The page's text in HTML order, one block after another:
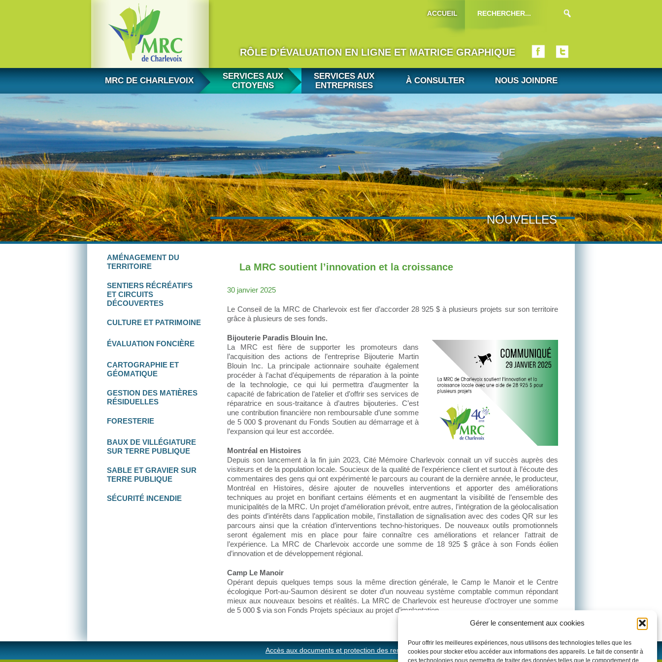
Gérer le consentement aux cookies
Pour offrir les meilleures expériences, nous utilisons des technologies telles que les
cookies pour stocker et/ou accéder aux informations des appareils. Le fait de consentir à
ces technologies nous permettra de traiter des données telles que le comportement de
ACCUEIL
RÔLE D’ÉVALUATION EN LIGNE ET MATRICE GRAPHIQUE
Aller au contenu
MRC DE CHARLEVOIX
SERVICES AUX
CITOYENS
SERVICES AUX
ENTREPRISES
À CONSULTER NOUS JOINDRE
NOUVELLES
La MRC soutient l’innovation et la croissance
30 janvier 2025
Le Conseil de la MRC de Charlevoix est fier d’accorder 28 925 $ à plusieurs projets sur son territoire
grâce à plusieurs de ses fonds.
Bijouterie Paradis Blouin Inc.
La MRC est fière de supporter les promoteurs dans
l’acquisition des actions de l’entreprise Bijouterie Martin
Blouin Inc. La principale actionnaire souhaite également
procéder à l’achat d’équipements de réparation à la pointe
de la technologie, ce qui lui permettra d’augmenter la
capacité de fabrication de l’atelier et d’offrir ses services de
réparatrice en sous-traitance à d’autres bijouteries. C’est
une contribution financière non remboursable d’une somme
de 5 000 $ provenant du Fonds Soutien au démarrage et à
l’expansion qui leur est accordée.
Montréal en Histoires
Depuis son lancement à la fin juin 2023, Cité Mémoire Charlevoix connait un vif succès auprès des
visiteurs et de la population locale. Soucieux de la qualité de l’expérience client et surtout à l’écoute des
commentaires des gens qui ont expérimenté le parcours au courant de la dernière année, le producteur,
Montréal en Histoires, désire ajouter de nouvelles interventions et apporter des améliorations
techniques au projet en bonifiant certains éléments et en augmentant la visibilité de l’ensemble des
municipalités de la MRC. Un projet d’amélioration prévoit, entre autres, l’intégration de la géolocalisation
des points d’intérêts dans l’application mobile, l’installation de signalisation avec des codes QR sur les
parcours ainsi que la création d’interventions techno-historiques. De nouveaux outils promotionnels
seront également mis en place pour faire connaître ces améliorations et relancer l’attrait de
l’expérience. La MRC de Charlevoix accorde une somme de 18 925 $ grâce à son Fonds éolien
d’innovation et de développement régional.
Camp Le Manoir
Opérant depuis quelques temps sous la même direction générale, le Camp le Manoir et le Centre
écologique Port-au-Saumon désirent se doter d’un nouveau système comptable commun répondant
mieux aux nouveaux besoins et réalités. La MRC de Charlevoix est heureuse d’octroyer une somme
de 5 000 $ via son Fonds Projets spéciaux au projet d’implantation.
AMÉNAGEMENT DU
TERRITOIRE
SENTIERS RÉCRÉATIFS
ET CIRCUITS
DÉCOUVERTES
CULTURE ET PATRIMOINE
ÉVALUATION FONCIÈRE
CARTOGRAPHIE ET
GÉOMATIQUE
GESTION DES MATIÈRES
RÉSIDUELLES
FORESTERIE
BAUX DE VILLÉGIATURE
SUR TERRE PUBLIQUE
SABLE ET GRAVIER SUR
TERRE PUBLIQUE
SÉCURITÉ INCENDIE
Réalisation : Axe Création
Accès aux documents et protection des renseignements personnels